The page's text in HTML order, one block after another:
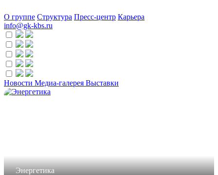
О группе Структура Пресс-центр Карьера
info@gk-kbs.ru
Новости Медиа-галерея Выставки
Энергетика